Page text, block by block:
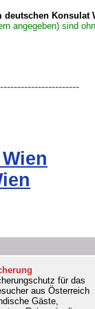
Konsulat
angegeben) sind
für das
aus Österreich
Gäste,